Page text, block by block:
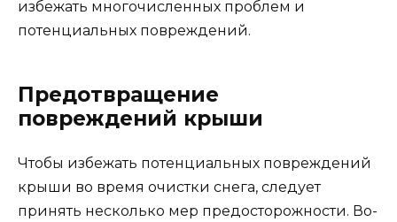
избежать многочисленных проблем и
потенциальных повреждений.
Предотвращение
повреждений крыши
Чтобы избежать потенциальных повреждений
крыши во время очистки снега, следует
принять несколько мер предосторожности. Во-